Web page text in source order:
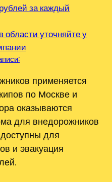
за каждый
области уточняйте у
применяется
по Москве и
оказываются
для внедорожников
для
и эвакуация